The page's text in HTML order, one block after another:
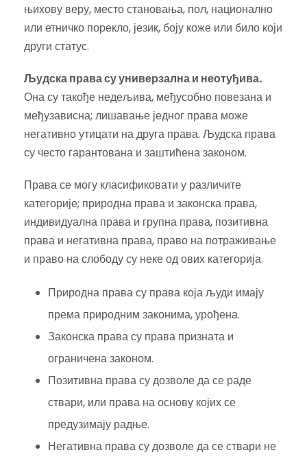
њихову веру, место становања, пол, национално
или етничко порекло, језик, боју коже или било који
други статус.
Људска права су универзална и неотуђива.
Она су такође недељива, међусобно повезана и
међузависна; лишавање једног права може
негативно утицати на друга права. Људска права
су често гарантована и заштићена законом.
Права се могу класификовати у различите
категорије; природна права и законска права,
индивидуална права и групна права, позитивна
права и негативна права, право на потраживање
и право на слободу су неке од ових категорија.
Природна права су права која људи имају
према природним законима, урођена.
Законска права су права призната и
ограничена законом.
Позитивна права су дозволе да се раде
ствари, или права на основу којих се
предузимају радње.
Негативна права су дозволе да се ствари не